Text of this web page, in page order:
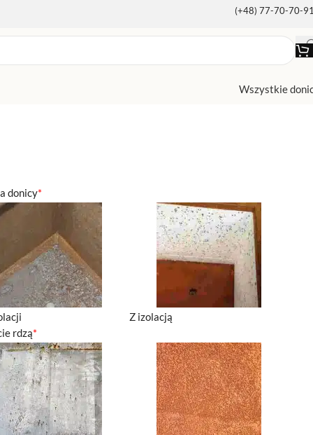
(+48) 77-70-70-
Wszystkie
*
donicy
Z izolacją
*
rdzą